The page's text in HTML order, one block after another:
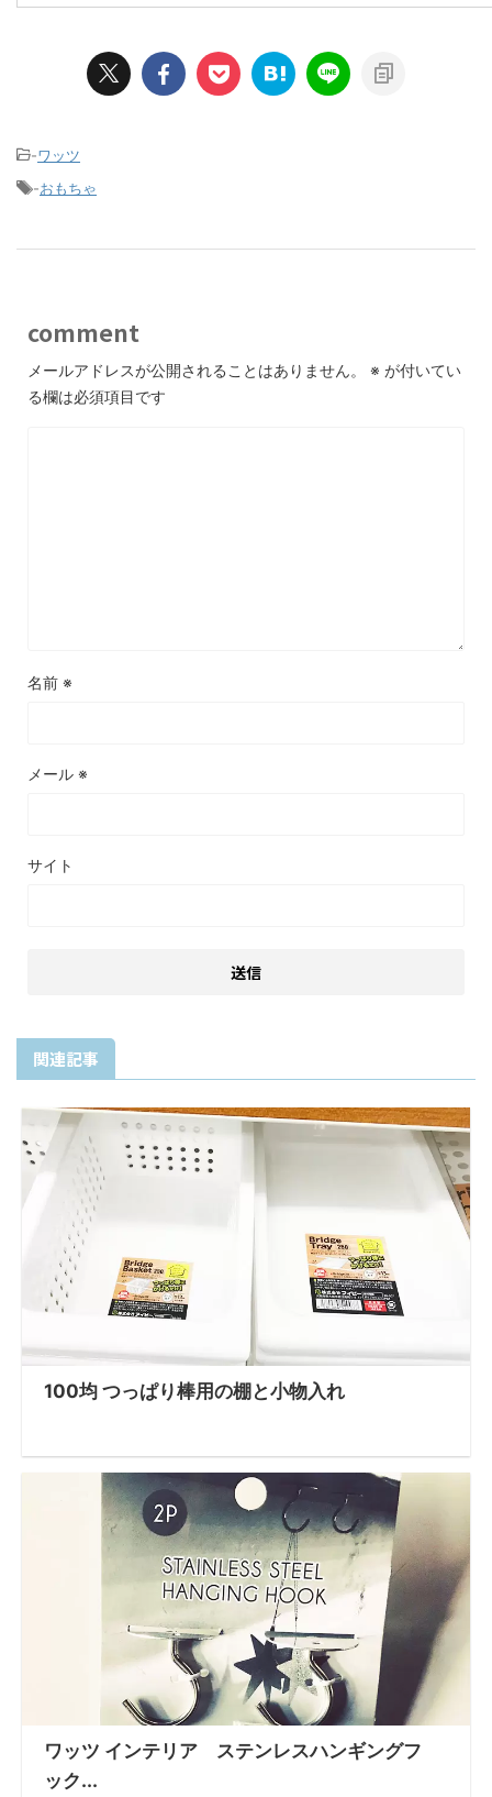
-ワッツ
-おもちゃ
comment
メールアドレスが公開されることはありません。 ※ が付いてい
る欄は必須項目です
名前 ※
メール ※
サイト
関連記事
100均 つっぱり棒用の棚と小物入れ
ワッツ インテリア ステンレスハンギングフ
ック...